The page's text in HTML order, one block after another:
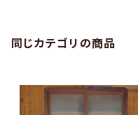
同じカテゴリの商品